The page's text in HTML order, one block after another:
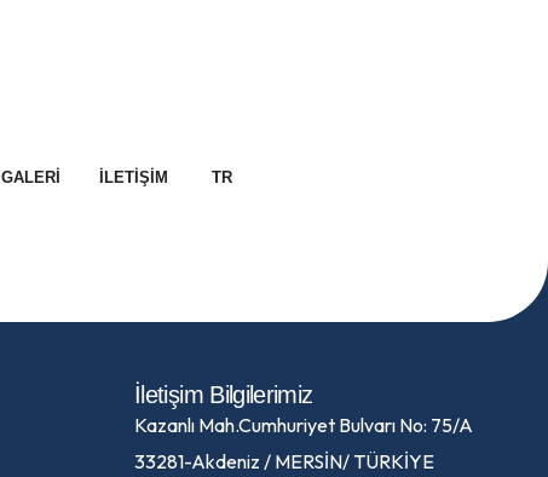
GALERI İLETIŞIM TR
İletişim Bilgilerimiz
Kazanlı Mah.Cumhuriyet Bulvarı No: 75/A
33281-Akdeniz / MERSİN/ TÜRKİYE